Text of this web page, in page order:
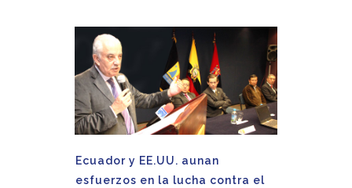
Ecuador y EE.UU. aunan
esfuerzos en la lucha contra el